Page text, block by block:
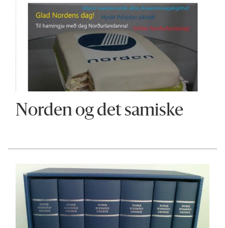
Norden og det samiske